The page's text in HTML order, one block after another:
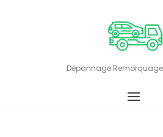
Dépannage